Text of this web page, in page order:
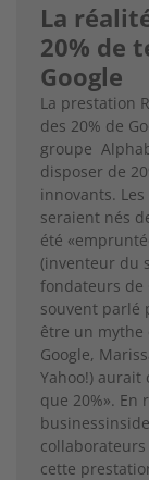
La
20% de
Google
La prestation
des 20% de
groupe
disposer de
innovants.
seraient nés
été
(inventeur du
fondateurs de
souvent parlé
être un mythe
Google,
Yahoo!) aurait
que 20%».
cette